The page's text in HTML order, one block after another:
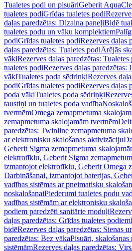
Tualetes podi un pisuāriGeberit
tualetes podiGrīdas tualetes podi
daļas paredzētas: Dizaina paneļiBidē
tualetes podu un vāku komplektiem
podiGrīdas tualetes podiRezerves daļas
daļas paredzētas: Tualetes podiĀrējās
vākiRezerves daļas paredzētas:
tualetes podiRezerves daļas paredzētas:
vākiTualetes poda sēdriņķiRezerves
podiGrīdas tualetes podiRezerves daļas
poda vākiTualetes poda sēdriņķi
taustiņi un tualetes poda vadība
tvertnēmOmega zemapmetuma
zemapmetuma skalojamām tvertnēm
paredzētas: Twinline zemapmetuma
ar elektronisku skalošanas aktivizāciju
Geberit Sigma zemapmetuma
elektrotīklu, Geberit Sigma
izmantojot elektrotīklu, Geberit Omega
Darbināšanai, izmantojot baterijas,
vadības sistēmas ar pneimatisku
noskalošanaiPiederumi tualetes podu
vadības sistēmām ar elektronisku
podiem paredzēti sanitārie moduļi
daļas paredzētas: Grīdas tualetes podiem
bidēRezerves daļas paredzētas: Sienas
paredzētas: Bez vākaPisuāri, skalošanas
sistēmāmRezerves daļas paredzētas: